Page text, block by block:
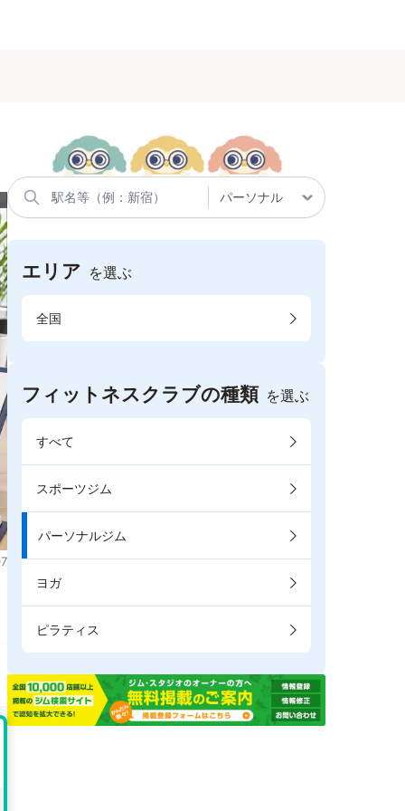
エリア を選ぶ
全国
フィットネスクラブの種類 を選ぶ
すべて
スポーツジム
パーソナルジム
ヨガ
ピラティス